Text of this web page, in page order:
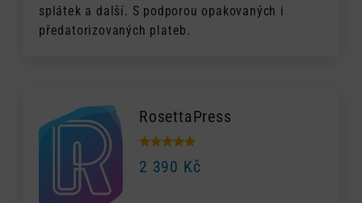
splátek a další. S podporou opakovaných i
předatorizovaných plateb.
RosettaPress
2 390 Kč